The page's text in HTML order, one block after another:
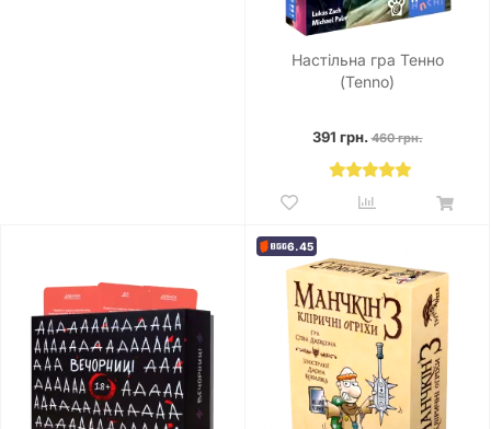
Настільна гра Тенно
(Tenno)
391 грн. 460 грн.
6.45